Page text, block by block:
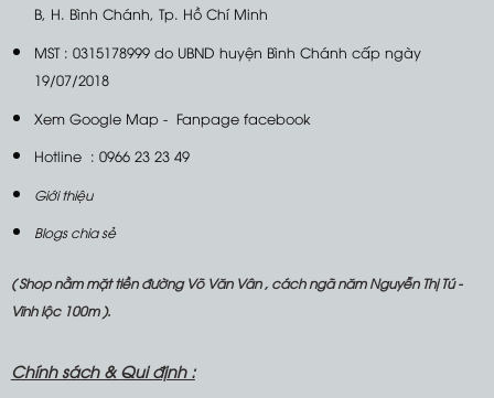
B, H. Bình Chánh, Tp. Hồ Chí Minh
MST : 0315178999 do UBND huyện Bình Chánh cấp ngày
19/07/2018
Xem Google Map- Fanpage facebook
Hotline : 0966 23 23 49
Giới thiệu
Blogs chia sẻ
( Shop nằm mặt tiền đường Võ Văn Vân , cách ngã năm Nguyễn Thị Tú -
Vĩnh lộc 100m ).
Chính sách &Qui định :